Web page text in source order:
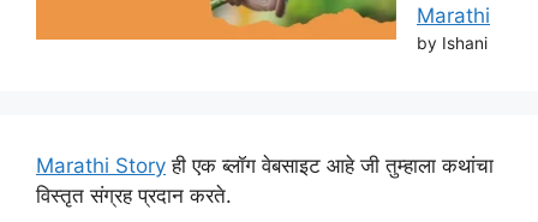
Marathi
by Ishani
Marathi Story ही एक ब्लॉग वेबसाइट आहे जी तुम्हाला कथांचा
विस्तृत संग्रह प्रदान करते.